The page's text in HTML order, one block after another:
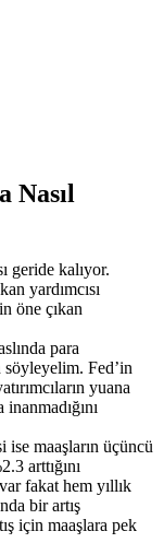
Nasıl
geride kalıyor.
yardımcısı
öne çıkan
para
Fed’in
yuana
ise maaşların üçüncü
arttığını
fakat hem yıllık
bir artış
için maaşlara pek